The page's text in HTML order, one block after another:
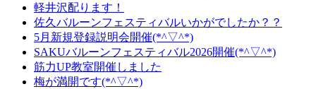
軽井沢配ります！
佐久バルーンフェスティバルいかがでしたか？？
5月新規登録説明会開催(*^▽^*)
SAKUバルーンフェスティバル2026開催(*^▽^*)
筋力UP教室開催しました
梅が満開です(*^▽^*)